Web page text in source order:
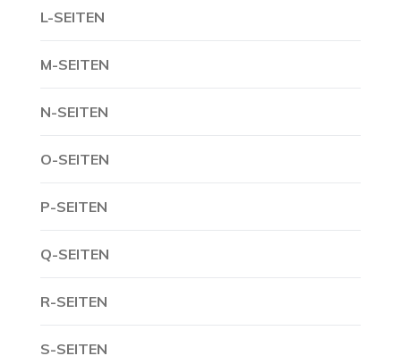
L-SEITEN
M-SEITEN
N-SEITEN
O-SEITEN
P-SEITEN
Q-SEITEN
R-SEITEN
S-SEITEN